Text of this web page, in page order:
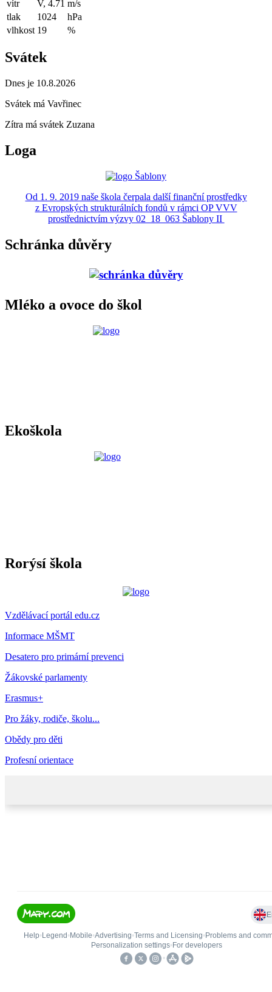
vítr V, 4.71 m/s
tlak
1024
hPa
vlhkost 19 %
Svátek
Dnes je 10.8.2026
Svátek má Vavřinec
Zítra má svátek Zuzana
Loga
Od 1. 9. 2019 naše škola čerpala další finanční prostředky
z Evropských strukturálních fondů v rámci OP VVV
prostřednictvím výzvy 02_18_063 Šablony II
Schránka důvěry
Mléko a ovoce do škol
Ekoškola
Rorýsí škola
Vzdělávací portál edu.cz
Informace MŠMT
Desatero pro primární prevenci
Žákovské parlamenty
Erasmus+
Pro žáky, rodiče, školu...
Obědy pro děti
Profesní orientace